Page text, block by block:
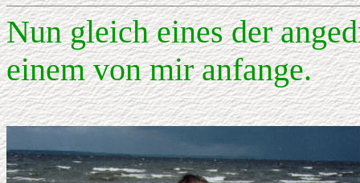
Nun gleich eines der
einem von mir anfange.